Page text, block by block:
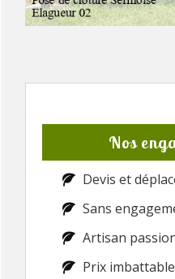
Nos
Devis et
Sans
Artisan
Prix imbattable